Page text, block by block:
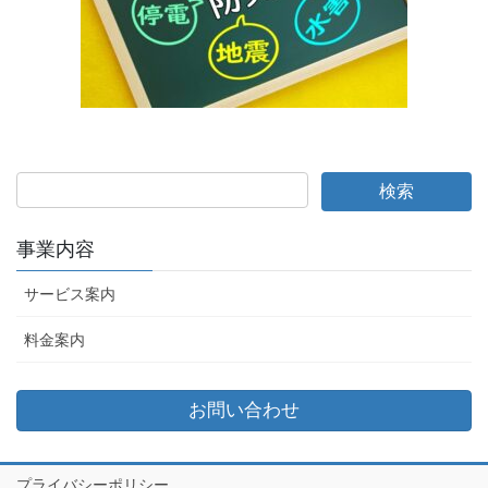
事業内容
サービス案内
料金案内
お問い合わせ